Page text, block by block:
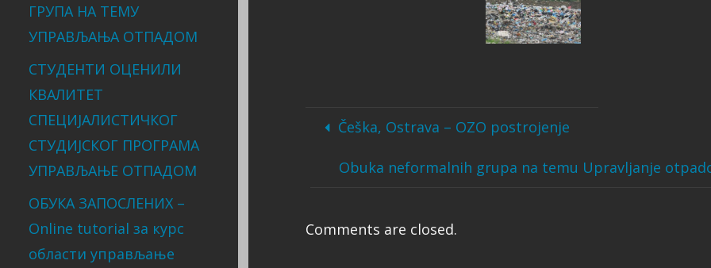
Češka, Ostrava – OZO postrojenje
Obuka neformalnih grupa na temu Upravljanje
Comments are closed.
ГРУПА НА ТЕМУ
УПРАВЉАЊА ОТПАДОМ
СТУДЕНТИ ОЦЕНИЛИ
КВАЛИТЕТ
СПЕЦИЈАЛИСТИЧКОГ
СТУДИЈСКОГ ПРОГРАМА
УПРАВЉАЊЕ ОТПАДОМ
ОБУКА ЗАПОСЛЕНИХ –
Online tutorial за курс
области управљање